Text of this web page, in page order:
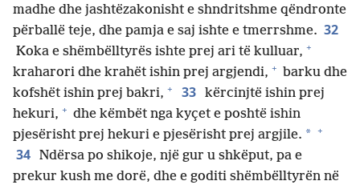
madhe dhe jashtëzakonisht e shndritshme qëndronte
përballë teje, dhe pamja e saj ishte e tmerrshme. 32
Koka e shëmbëlltyrës ishte prej ari të kulluar, +
kraharori dhe krahët ishin prej argjendi, + barku dhe
kofshët ishin prej bakri, + 33 kërcinjtë ishin prej
hekuri, + dhe këmbët nga kyçet e poshtë ishin
pjesërisht prej hekuri e pjesërisht prej argjile. * +
34 Ndërsa po shikoje, një gur u shkëput, pa e
prekur kush me dorë, dhe e goditi shëmbëlltyrën në